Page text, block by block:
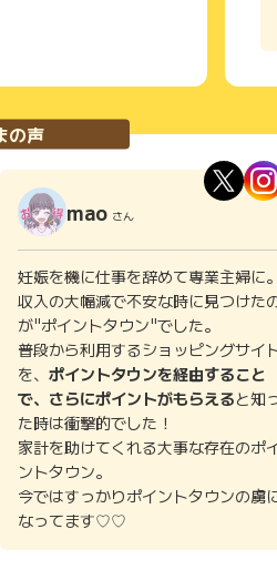
の声
mao さん
妊娠を機に仕事を辞めて専業主婦に。
収入の大幅減で不安な時に見つけた
が"ポイントタウン"でした。
普段から利用するショッピングサイ
を、 ポイントタウンを経由すること
で、さらにポイントがもらえると知
た時は衝撃的でした！
家計を助けてくれる大事な存在のポ
ントタウン。
今ではすっかりポイントタウンの虜
なってます♡♡